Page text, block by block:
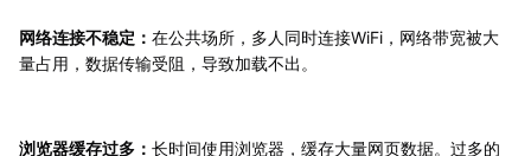
网络连接不稳定： 在公共场所，多人同时连接WiFi，网络带宽被大
量占用，数据传输受阻，导致加载不出。
浏览器缓存过多： 长时间使用浏览器，缓存大量网页数据。过多的